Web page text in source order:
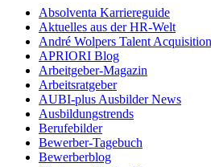
Absolventa Karriereguide
Aktuelles aus der HR-Welt
André Wolpers Talent
APRIORI Blog
Arbeitgeber-Magazin
Arbeitsratgeber
AUBI-plus Ausbilder News
Ausbildungstrends
Berufebilder
Bewerber-Tagebuch
Bewerberblog